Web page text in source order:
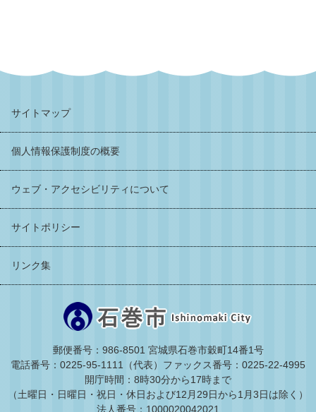
サイトマップ
個人情報保護制度の概要
ウェブ・アクセシビリティについて
サイトポリシー
リンク集
郵便番号：986-8501 宮城県石巻市穀町14番1号
電話番号：0225-95-1111（代表） ファックス番号：0225-22-4995
開庁時間：8時30分から17時まで
（土曜日・日曜日・祝日・休日および12月29日から1月3日は除く）
法人番号：1000020042021